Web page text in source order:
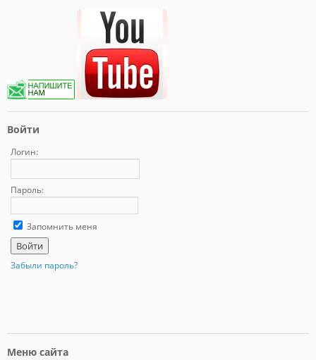
Войти
Логин:
Пароль:
Запомнить меня
Забыли пароль?
Меню сайта